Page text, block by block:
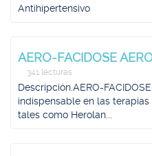
Antihipertensivo
AERO-FACIDOSE
341 lecturas
Descripción.AERO-
indispensable en las
tales como Herolan...